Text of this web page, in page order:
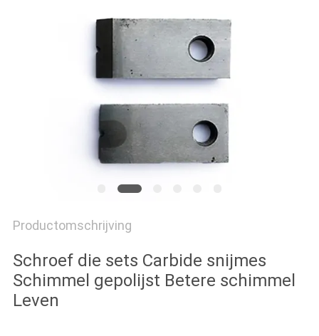
PRIVACYBELEID
Productomschrijving
Schroef die sets Carbide snijmes
Schimmel gepolijst Betere schimmel
Leven